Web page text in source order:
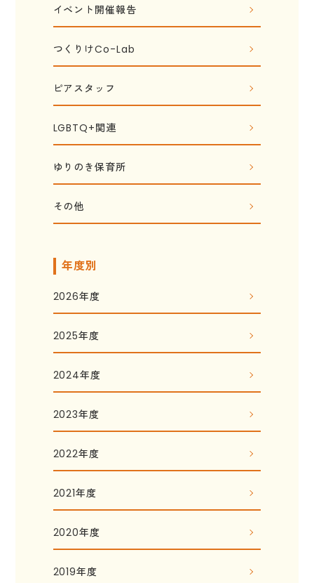
イベント開催報告
つくりけCo-Lab
ピアスタッフ
LGBTQ+関連
ゆりのき保育所
その他
年度別
2026年度
2025年度
2024年度
2023年度
2022年度
2021年度
2020年度
2019年度